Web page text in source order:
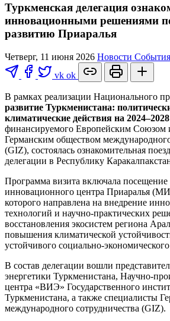
Туркменская делегация
инновационными решениями
развитию Приаралья
Четверг, 11 июня 2026 Новости События
vk ok
В рамках реализации Национального
развитие Туркменистана:
климатические действия на
финансируемого Европейским Союзом
Германским обществом
(GIZ), состоялась ознакомительная
делегации в Республику
Программа визита включала
инновационного центра Приаралья
которого направлена на внедрение
технологий и научно-практических
восстановления экосистем региона
повышения климатической
устойчивого социально-
В состав делегации вошли
энергетики Туркменистана, Научно-
центра «ВИЭ» Государственного
Туркменистана, а также специалисты
международного сотрудничества (GIZ).